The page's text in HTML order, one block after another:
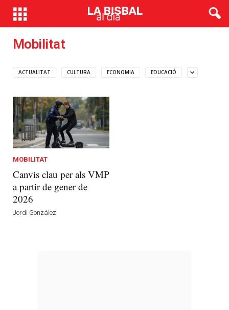
Mobilitat
ACTUALITAT CULTURA ECONOMIA EDUCACIÓ
MOBILITAT
Canvis clau per als VMP
a partir de gener de
2026
Jordi González